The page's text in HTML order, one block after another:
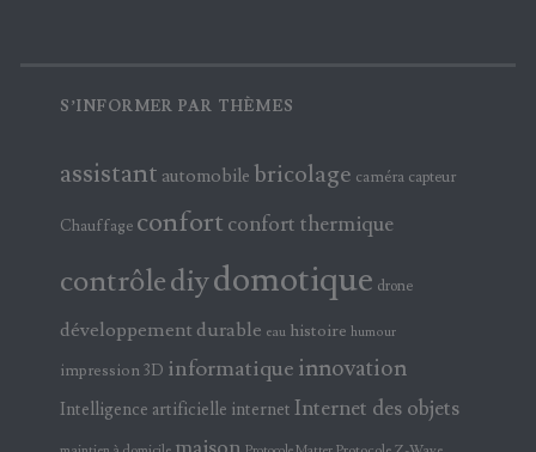
S’INFORMER PAR THÈMES
assistant automobile bricolage caméra capteur
Chauffage confort confort thermique
contrôlediydomotique drone
développement durable eau histoire humour
impression 3D informatique innovation
Intelligence artificielle internet Internet des objets